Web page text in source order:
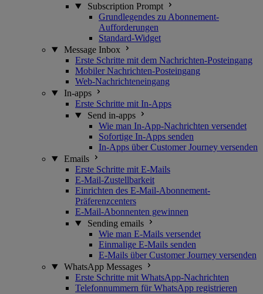
Subscription Prompt
Grundlegendes zu Abonnement-
Aufforderungen
Standard-Widget
Message Inbox
Erste Schritte mit dem Nachrichten-Posteingang
Mobiler Nachrichten-Posteingang
Web-Nachrichteneingang
In-apps
Erste Schritte mit In-Apps
Send in-apps
Wie man In-App-Nachrichten versendet
Sofortige In-Apps senden
In-Apps über Customer Journey versenden
Emails
Erste Schritte mit E-Mails
E-Mail-Zustellbarkeit
Einrichten des E-Mail-Abonnement-
Präferenzcenters
E-Mail-Abonnenten gewinnen
Sending emails
Wie man E-Mails versendet
Einmalige E-Mails senden
E-Mails über Customer Journey versenden
WhatsApp Messages
Erste Schritte mit WhatsApp-Nachrichten
Telefonnummern für WhatsApp registrieren